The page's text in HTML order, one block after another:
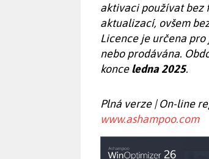
aktivaci používat bez
aktualizací, ovšem
Licence je určena
nebo prodávána.
konceledna 2025.
Plná verze | On-line
www.ashampoo.com